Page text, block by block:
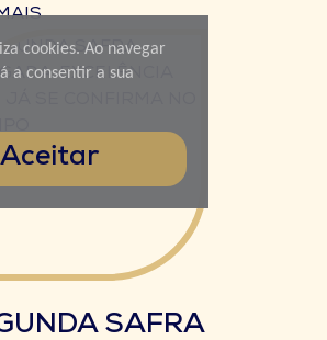
cookies. Ao navegar
a consentir a sua
Aceitar
SAFRA